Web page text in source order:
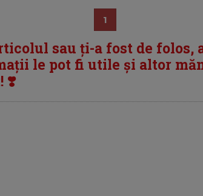
1
sau ți-a fost de folos,
le pot fi utile și altor
❣️